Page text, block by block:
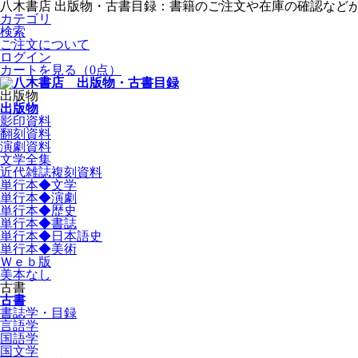
八木書店 出版物・古書目録：書籍のご注文や在庫の確認など
カテゴリ
検索
ご注文について
ログイン
カートを見る
（0点）
出版物
出版物
影印資料
翻刻資料
演劇資料
文学全集
近代雑誌複刻資料
単行本◆文学
単行本◆演劇
単行本◆歴史
単行本◆書誌
単行本◆日本語史
単行本◆美術
Ｗｅｂ版
美本なし
古書
古書
書誌学・目録
言語学
国語学
国文学